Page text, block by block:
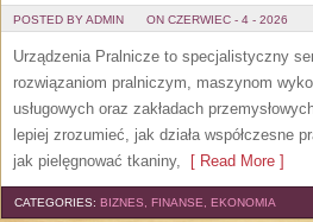
POSTED BY ADMIN ON CZERWIEC - 4 - 2026
Urządzenia Pralnicze to specjalistyczny
rozwiązaniom pralniczym, maszynom
usługowych oraz zakładach
lepiej zrozumieć, jak działa współczesne
jak pielęgnować tkaniny, [ Read More ]
CATEGORIES: BIZNES, FINANSE, EKONOMIA